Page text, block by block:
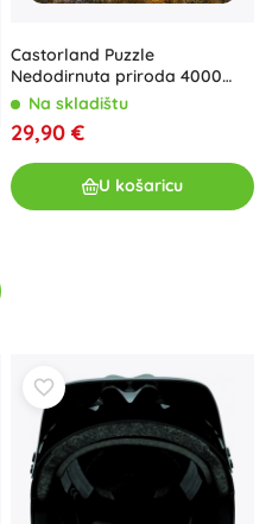
Castorland Puzzle
Nedodirnuta priroda 4000
komada
Na skladištu
29,90 €
U košaricu